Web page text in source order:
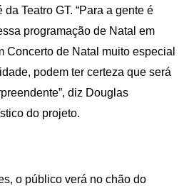
Teatro GT. “Para a gente é
programação de Natal em
Concerto de Natal muito especial
podem ter certeza que será
diz Douglas
do projeto.
o público verá no chão do